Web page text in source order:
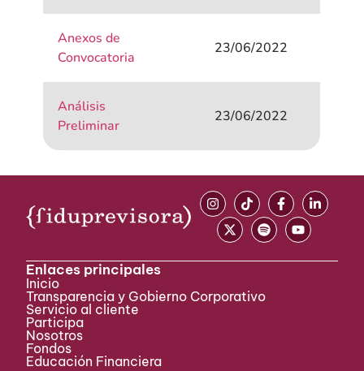
Anexos de
Convocatoria
23/06/2022
Análisis
Preliminar
23/06/2022
Enlaces principales
Inicio
Transparencia y Gobierno Corporativo
Servicio al cliente
Participa ​
Nosotros
Fondos
Educación Financiera